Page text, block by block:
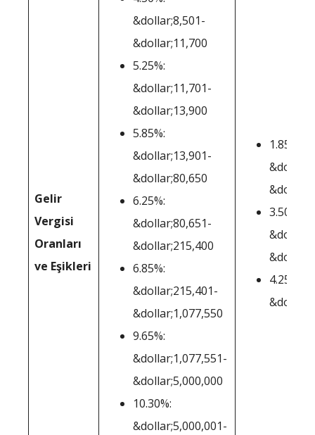
Gelir
Vergisi
Oranları
ve Eşikleri
&dollar;8,501-
&dollar;11,700
5.25%:
&dollar;11,701-
&dollar;13,900
5.85%:
&dollar;13,901-
&dollar;80,650
6.25%:
&dollar;80,651-
&dollar;215,400
6.85%:
&dollar;215,401-
&dollar;1,077,550
9.65%:
&dollar;1,077,551-
&dollar;5,000,000
10.30%:
&dollar;5,000,001-
1.85%:
3.50%:
4.25%: